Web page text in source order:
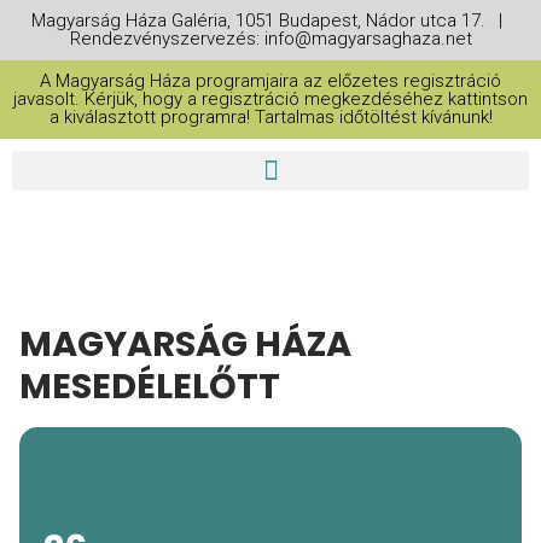
Magyarság Háza Galéria, 1051 Budapest, Nádor utca 17. |
Rendezvényszervezés: info@magyarsaghaza.net
A Magyarság Háza programjaira az előzetes regisztráció
javasolt. Kérjük, hogy a regisztráció megkezdéséhez kattintson
a kiválasztott programra! Tartalmas időtöltést kívánunk!
MAGYARSÁG HÁZA
MESEDÉLELŐTT